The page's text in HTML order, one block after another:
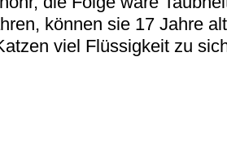
können sie 17 Jahre
viel Flüssigkeit zu